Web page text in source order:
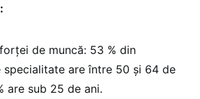
de muncă: 53 % din
specialitate are între 50 și 64 de
are sub 25 de ani.